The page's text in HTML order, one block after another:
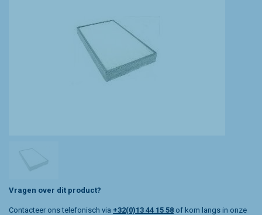
Vragen over dit product?
Contacteer ons telefonisch via +32(0)13 44 15 58 of kom langs in onze